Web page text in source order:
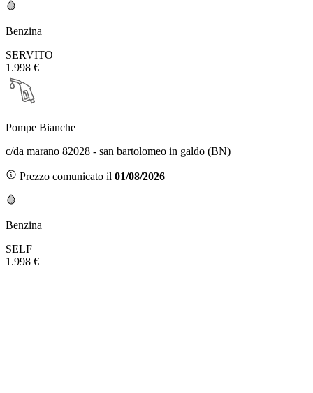
Benzina
SERVITO
1.998 €
Pompe Bianche
c/da marano 82028 - san bartolomeo in galdo (BN)
Prezzo comunicato il 01/08/2026
Benzina
SELF
1.998 €